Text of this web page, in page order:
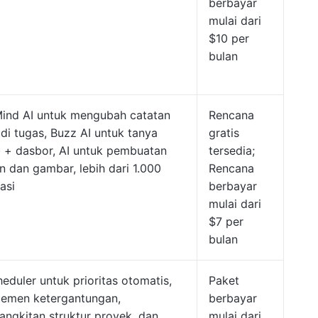
berbayar
mulai dari
$10 per
bulan
AI untuk mengubah catatan
tugas, Buzz AI untuk tanya
+ dasbor, AI untuk pembuatan
dan gambar, lebih dari 1.000
Rencana
gratis
tersedia;
Rencana
berbayar
mulai dari
$7 per
bulan
untuk prioritas otomatis,
ketergantungan,
Paket
berbayar